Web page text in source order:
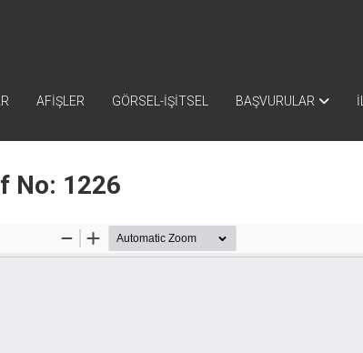
AFİŞLER GÖRSEL-İŞİTSEL BAŞVURULAR
No: 1226